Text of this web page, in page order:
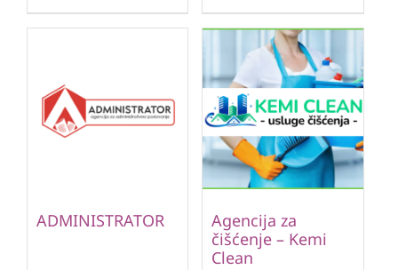
ADMINISTRATOR
Agencija za
čišćenje – Kemi
Clean